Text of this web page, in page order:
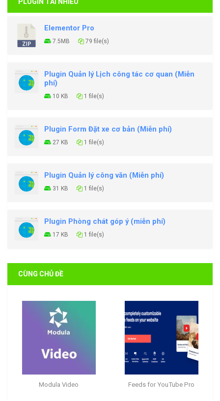
Elementor Pro
7.5MB 79 file(s)
Plugin Quản lý Lịch công tác cơ quan (Miễn
phí)
10 KB 1 file(s)
Plugin Form Đặt xe cơ bản (Miễn phí)
27 KB 1 file(s)
Plugin Quản lý công văn (Miễn phí)
31 KB 1 file(s)
Plugin Phòng chát góp ý (miễn phí)
17 KB 1 file(s)
CÙNG CHỦ ĐỀ
Modula Video Feeds for YouTube Pro